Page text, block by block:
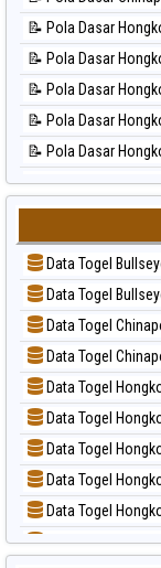
📊 Statistik New
📊 Statistik North
📊 Statistik Pcso
📊 Statistik
📊 Statistik Sao
📊 Statistik
📊 Statistik Sydney
📊 Statistik Sydney
📊 Statistik Sydney
📊 Statistik Sydney
📊 Statistik Sydney
📊 Statistik Taipei
📊 Statistik Taiwan
📝 Pola Dasar
📝 Pola Dasar
📝 Pola Dasar
📝 Pola Dasar
📝 Pola Dasar
📝 Pola Dasar Japan
📝 Pola Dasar Japan
📝 Pola Dasar Korea
📝 Pola Dasar Kuda
📝 Pola Dasar
📝 Pola Dasar
📝 Pola Dasar North
📝 Pola Dasar Pcso
📝 Pola Dasar Sao
📝 Pola Dasar
📝 Pola Dasar Sydney
📝 Pola Dasar
📝 Pola Dasar
Data Togel
Data Togel
Data Togel
Data Togel
Data Togel
Data Togel
Data Togel
Data Togel
Data Togel
Data Togel Japan